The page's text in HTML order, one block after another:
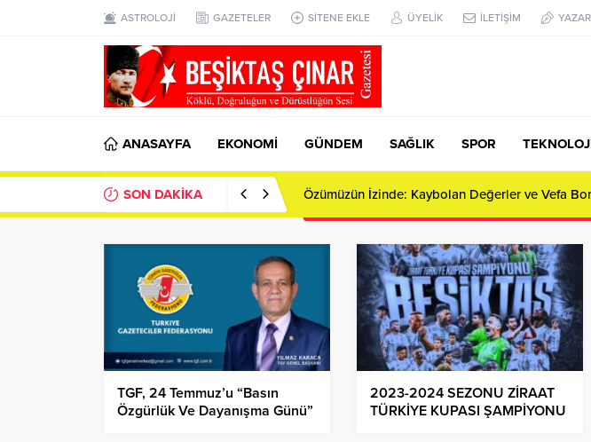
ASTROLOJİ GAZETELER SİTENE EKLE ÜYELİK İLETİŞİM
ANASAYFA EKONOMİ GÜNDEM SAĞLIK SPOR
SON DAKİKA Bursa’da Toplu Konut Şantiyesinde İşçi
TGF, 24 Temmuz’u “Basın
Özgürlük Ve Dayanışma Günü”
2023-2024 SEZONU ZİRAAT
TÜRKİYE KUPASI ŞAMPİYONU